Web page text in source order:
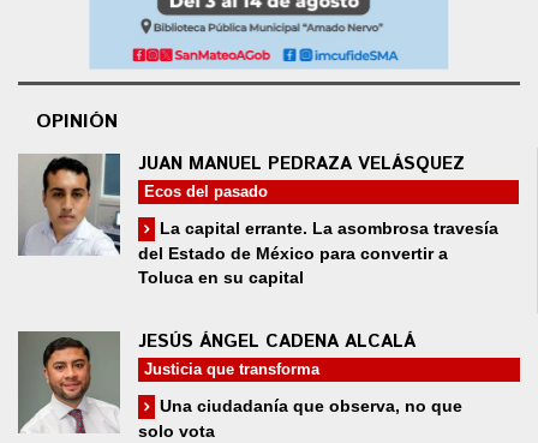
OPINIÓN
JUAN MANUEL PEDRAZA VELÁSQUEZ
Ecos del pasado
La capital errante. La asombrosa travesía
del Estado de México para convertir a
Toluca en su capital
JESÚS ÁNGEL CADENA ALCALÁ
Justicia que transforma
Una ciudadanía que observa, no que
solo vota